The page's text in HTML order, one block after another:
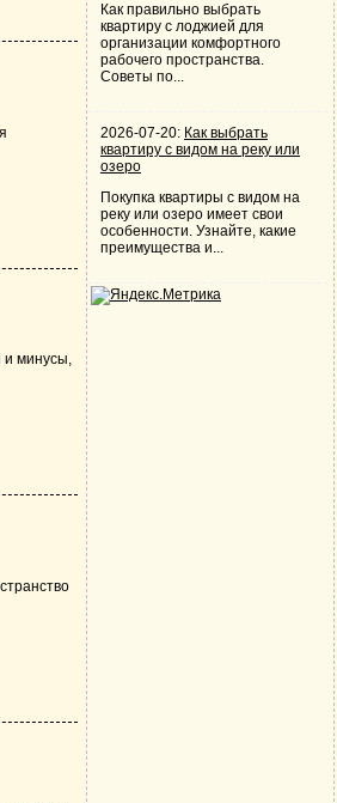
и минусы,
Как правильно выбрать
квартиру с лоджией для
организации комфортного
рабочего пространства.
Советы по...
2026-07-20: Как выбрать
квартиру с видом на реку или
озеро
Покупка квартиры с видом на
реку или озеро имеет свои
особенности. Узнайте, какие
преимущества и...